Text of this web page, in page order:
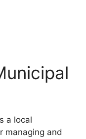
a local
managing and